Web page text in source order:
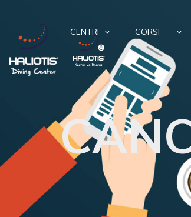
CENTRI CORSI